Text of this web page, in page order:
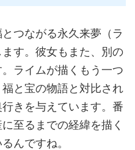
つながる永久来夢（ラ
す。彼女もまた、別の
ライムが描くもう一つ
と宝の物語と対比され
きを与えています。番
至るまでの経緯を描く
んですね。